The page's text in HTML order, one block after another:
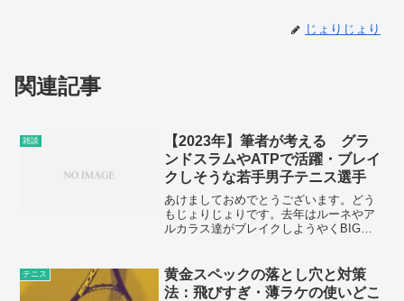
じょりじょり
関連記事
雑談
【2023年】筆者が考える グラ
ンドスラムやATPで活躍・ブレイ
クしそうな若手男子テニス選手
あけましておめでとうございます。どう
もじょりじょりです。去年はルーネやア
ルカラス達がブレイクしようやくBIG４
くるのかアルカラス、シナー、ルーネ達
を筆頭にもっと若手...
テニス
黄金スペックの落とし穴と対策
法：飛びすぎ・薄ラケの使いどこ